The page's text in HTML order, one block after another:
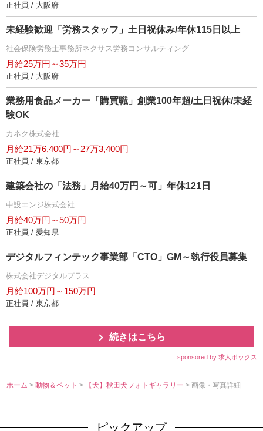
正社員 / 大阪府
未経験歓迎「労務スタッフ」土日祝休み/年休115日以上
社会保険労務士事務所ネクサス労務コンサルティング
月給25万円～35万円
正社員 / 大阪府
業務用食品メーカー「購買職」創業100年超/土日祝休/未経
験OK
カネク株式会社
月給21万6,400円～27万3,400円
正社員 / 東京都
建築会社の「法務」月給40万円～可」年休121日
中設エンジ株式会社
月給40万円～50万円
正社員 / 愛知県
デジタルフィンテック事業部「CTO」GM～執行役員募集
株式会社デジタルプラス
月給100万円～150万円
正社員 / 東京都
続きはこちら
sponsored by 求人ボックス
ホーム >動物＆ペット> 【犬】秋田犬フォトギャラリー> 画像・写真詳細
ピックアップ